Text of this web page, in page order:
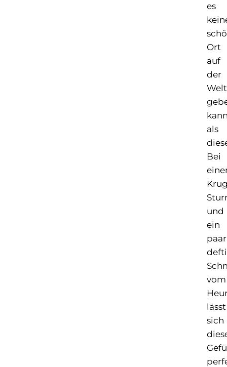
es
Ort
auf
der
Welt
als
Bei
und
ein
paar
vom
lässt
sich